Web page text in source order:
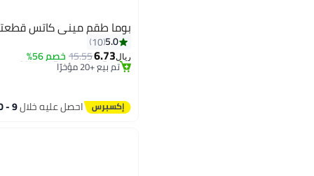
2
بوما طقم ميني كاتس
5.0
10
ريال6.73
15.55خصم 56%
#1 في مجموعات ملابس اطفال بنات
باقي 1 وحدات في المخزون
تم بيع +20 مؤخرًا
#1 في مجموعات ملابس اطفال بنات
احصل عليه خلال9 - 10 اغسطس